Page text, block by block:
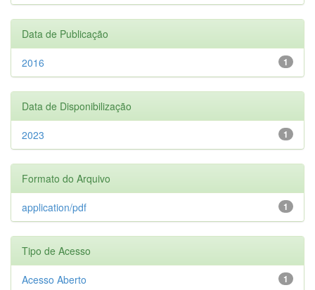
Data de Publicação
1
2016
Data de Disponibilização
1
2023
Formato do Arquivo
1
application/pdf
Tipo de Acesso
1
Acesso Aberto